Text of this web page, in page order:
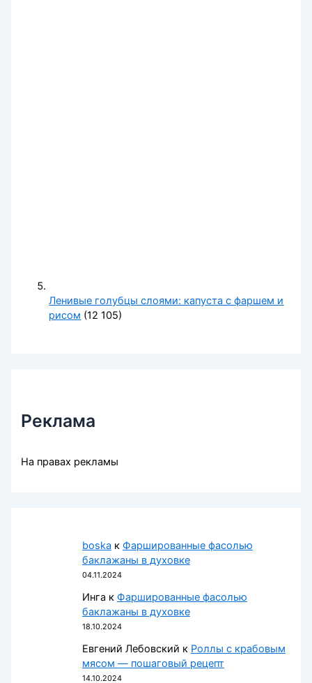
Ленивые голубцы слоями: капуста с фаршем и
рисом (12 105)
Реклама
На правах рекламы
boska к Фаршированные фасолью
баклажаны в духовке
04.11.2024
Инга к Фаршированные фасолью
баклажаны в духовке
18.10.2024
Евгений Лебовский к Роллы с крабовым
мясом — пошаговый рецепт
14.10.2024